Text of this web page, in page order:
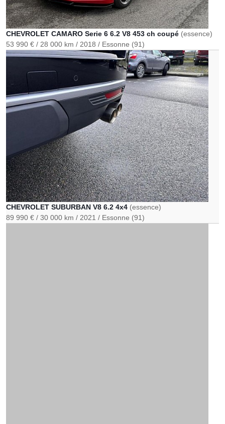
CHEVROLET CAMARO Serie 6 6.2 V8 453 ch coupé (essence)
53 990 €
28 000 km 2018 Essonne (91)
CHEVROLET SUBURBAN V8 6.2 4x4 (essence)
89 990 €
30 000 km 2021 Essonne (91)